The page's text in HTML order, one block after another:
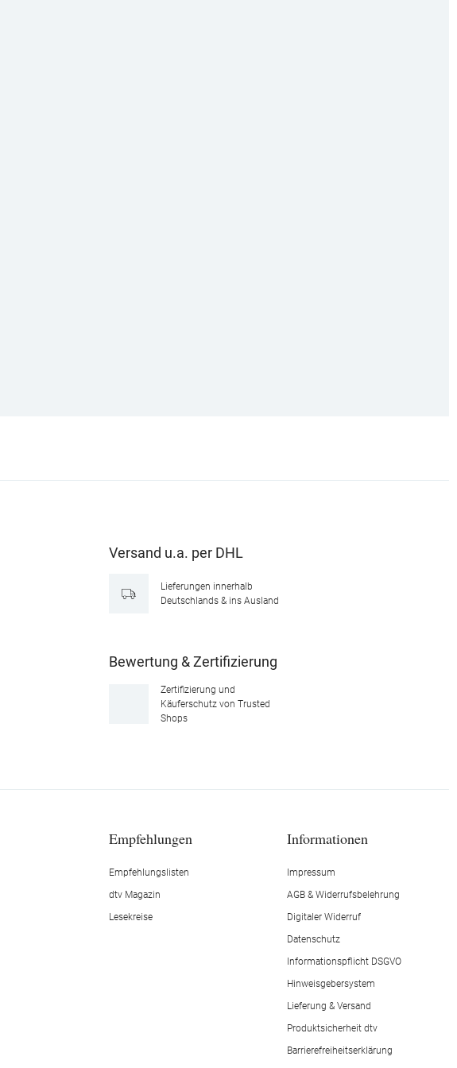
Versand u.a. per DHL
Lieferungen innerhalb
Deutschlands & ins Ausland
Bewertung & Zertifizierung
Zertifizierung und
Käuferschutz von Trusted
Shops
Empfehlungen
Empfehlungslisten
dtv Magazin
Lesekreise
Informationen
Impressum
AGB & Widerrufsbelehrung
Digitaler Widerruf
Datenschutz
Informationspflicht DSGVO
Hinweisgebersystem
Lieferung & Versand
Produktsicherheit dtv
Barrierefreiheitserklärung